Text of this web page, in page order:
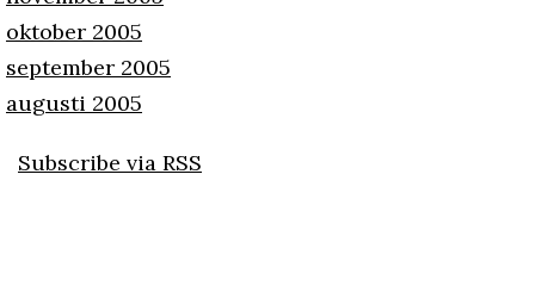
oktober 2005
september 2005
augusti 2005
Subscribe via RSS